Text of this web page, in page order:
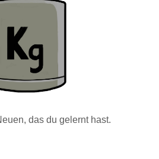
das du gelernt hast.